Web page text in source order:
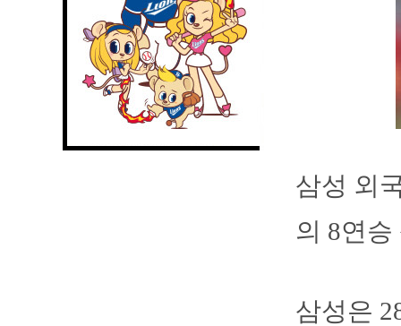
삼성 외
의 8연
삼성은